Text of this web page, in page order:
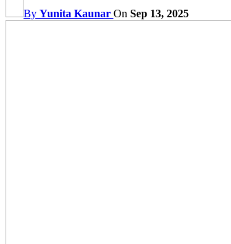
By Yunita Kaunar On Sep 13, 2025